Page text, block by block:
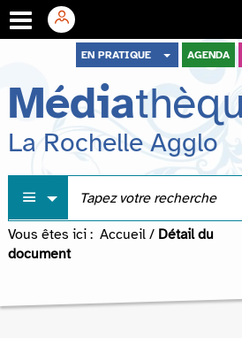
menu
contenu
recherche
EN PRATIQUE AGENDA
Média
La Rochelle Agglo
Vous êtes ici : Accueil / Détail du
document